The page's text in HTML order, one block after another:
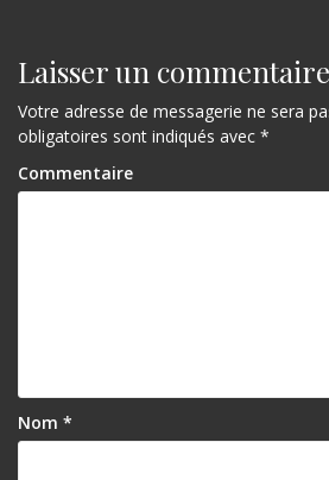
Laisser un commentaire
Votre adresse de messagerie ne sera
obligatoires sont indiqués avec *
Commentaire
Nom *